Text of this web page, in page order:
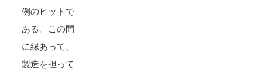
例のヒットで
ある。この間
に縁あって、
製造を担って